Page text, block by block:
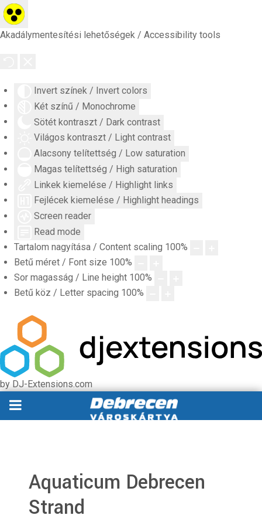
Akadálymentesítési lehetőségek / Accessibility tools
Invert színek / Invert colors
Két színű / Monochrome
Sötét kontraszt / Dark contrast
Világos kontraszt / Light contrast
Alacsony telítettség / Low saturation
Magas telítettség / High saturation
Linkek kiemelése / Highlight links
Fejlécek kiemelése / Highlight headings
Screen reader
Read mode
Tartalom nagyítása / Content scaling 100%
Betű méret / Font size 100%
Sor magasság / Line height 100%
Betű köz / Letter spacing 100%
by DJ-Extensions.com
Aquaticum Debrecen
Strand